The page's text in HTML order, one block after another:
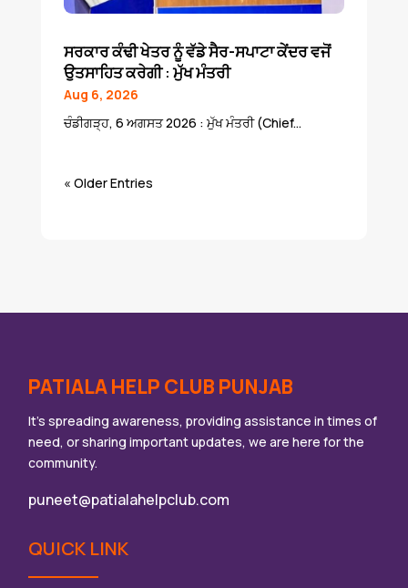
ਸਰਕਾਰ ਕੰਢੀ ਖੇਤਰ ਨੂੰ ਵੱਡੇ ਸੈਰ-ਸਪਾਟਾ ਕੇਂਦਰ ਵਜੋਂ
ਉਤਸਾਹਿਤ ਕਰੇਗੀ : ਮੁੱਖ ਮੰਤਰੀ
Aug 6, 2026
ਚੰਡੀਗੜ੍ਹ, 6 ਅਗਸਤ 2026 : ਮੁੱਖ ਮੰਤਰੀ (Chief...
« Older Entries
PATIALA HELP CLUB PUNJAB
It’s spreading awareness, providing assistance in times of
need, or sharing important updates, we are here for the
community.
puneet@patialahelpclub.com
QUICK LINK